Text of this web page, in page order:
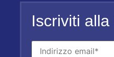
Iscriviti